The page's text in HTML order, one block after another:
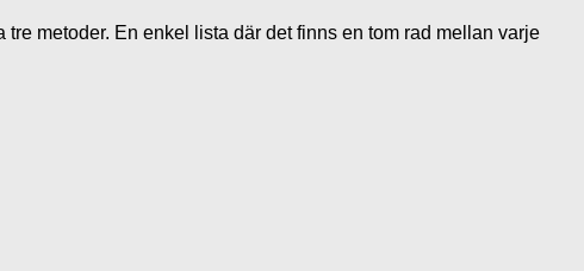
metoder. En enkel lista där det finns en tom rad mellan varje